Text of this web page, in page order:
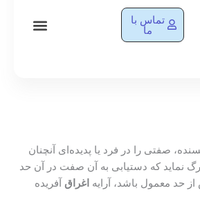
تماس با
ما
صفتی را در فرد یا پدیده‌ای آنچنان
نماید که دستیابی به آن صفت در آن حد
از حد معمول باشد، آرایه اغراق آفریده